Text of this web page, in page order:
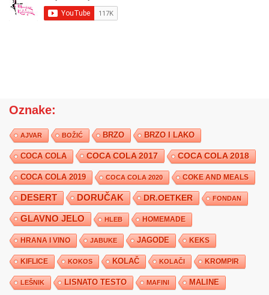
Oznake:
AJVAR BOŽIĆ BRZO BRZO I LAKO
COCA COLA COCA COLA 2017 COCA COLA 2018
COCA COLA 2019 COCA COLA 2020 COKE AND MEALS
DESERT DORUČAK DR.OETKER FONDAN
GLAVNO JELO HLEB HOMEMADE
HRANA I VINO JABUKE JAGODE KEKS
KIFLICE KOKOS KOLAČ KOLAČI KROMPIR
LEŠNIK LISNATO TESTO MAFINI MALINE